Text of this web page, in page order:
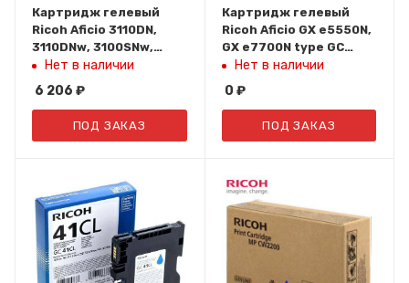
Картридж гелевый
Ricoh Aficio 3110DN,
3110DNw, 3100SNw,
3110SFNw GC 41K (2500
Нет в наличии
6 206 ₽
ПОД ЗАКАЗ
Картридж гелевый
Ricoh Aficio GX e5550N,
GX e7700N type GC
31KH (4320 стр.) Black
Нет в наличии
0 ₽
ПОД ЗАКАЗ